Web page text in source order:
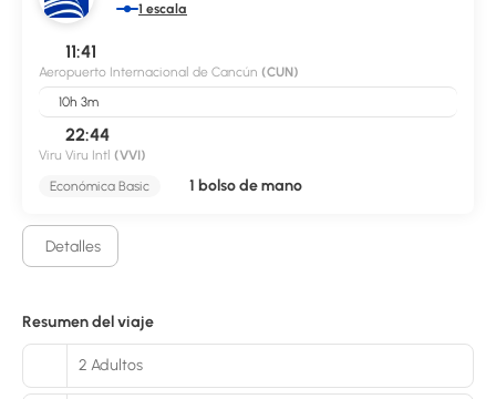
1 escala
11:41
Aeropuerto Internacional de Cancún (CUN)
10h 3m
22:44
Viru Viru Intl (VVI)
Económica Basic
1 bolso de mano
Detalles
Resumen del viaje
2 Adultos